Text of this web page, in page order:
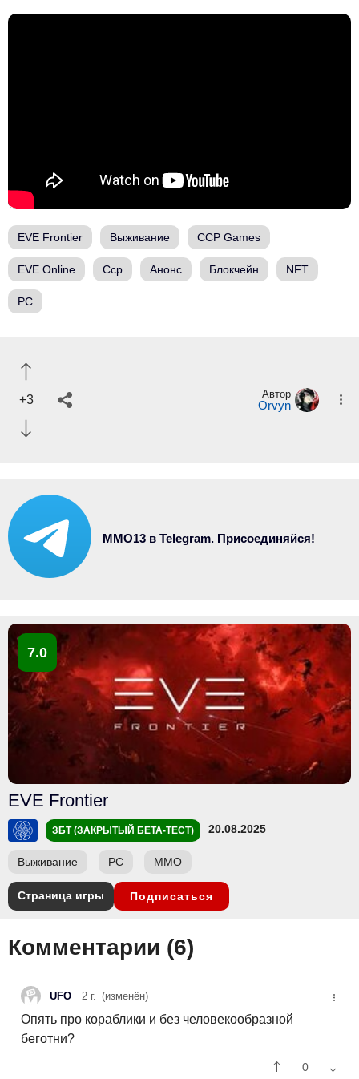
EVE Frontier Выживание CCP Games
EVE Online Ccp Анонс Блокчейн NFT
PC
+3 Автор
Orvyn
MMO13 в Telegram. Присоединяйся!
7.0
EVE Frontier
ЗБТ (ЗАКРЫТЫЙ БЕТА-ТЕСТ) 20.08.2025
Выживание PC ММО
Страница игры Подписаться
Комментарии (6)
UFO 2 г. (изменён)
Опять про кораблики и без человекообразной
беготни?
0